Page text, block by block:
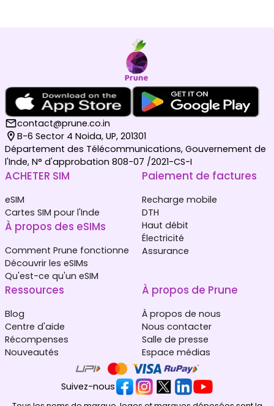
contact@prune.co.in
B-6 Sector 4 Noida, UP, 201301
Département des Télécommunications, Gouvernement de
l'Inde, N° d'approbation 808-07 /2021-CS-I
ACHETER SIM
eSIM
Cartes SIM pour l'Inde
À propos des eSIMs
Comment Prune fonctionne
Découvrir les eSIMs
Qu'est-ce qu'un eSIM
Paiement de factures
Recharge mobile
DTH
Haut débit
Électricité
Assurance
Ressources
Blog
Centre d'aide
Récompenses
Nouveautés
À propos de Prune
À propos de nous
Nous contacter
Salle de presse
Espace médias
Suivez-nous